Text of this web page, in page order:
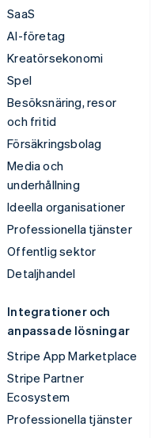
SaaS
AI-företag
Kreatörsekonomi
Spel
Besöksnäring, resor
och fritid
Försäkringsbolag
Media och
underhållning
Ideella organisationer
Professionella tjänster
Offentlig sektor
Detaljhandel
Integrationer och
anpassade lösningar
Stripe App Marketplace
Stripe Partner
Ecosystem
Professionella tjänster